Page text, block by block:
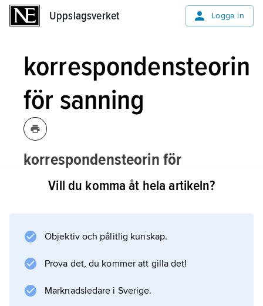
Uppslagsverket Logga in
korrespondensteorin
för sanning
korrespondensteorin för
sanning, filosofisk uppfattning enligt
verkligheten.
Se
sanning
.
Vill du komma åt hela artikeln?
Objektiv och pålitlig kunskap.
Prova det, du kommer att gilla det!
Marknadsledare i Sverige.